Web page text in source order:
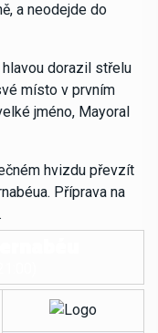
a neodejde do
dorazil střelu
místo v prvním
jméno, Mayoral
hvizdu převzít
Příprava na